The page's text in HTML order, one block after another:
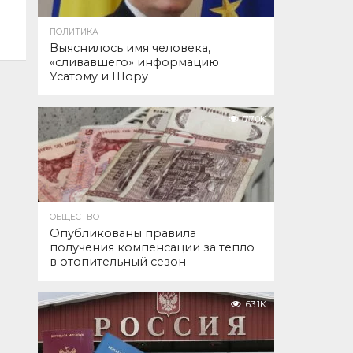
ПОЛИТИКА
Выяснилось имя человека,
«сливавшего» информацию
Усатому и Шору
77.0K
ОБЩЕСТВО
Опубликованы правила
получения компенсации за тепло
в отопительный сезон
63.1K